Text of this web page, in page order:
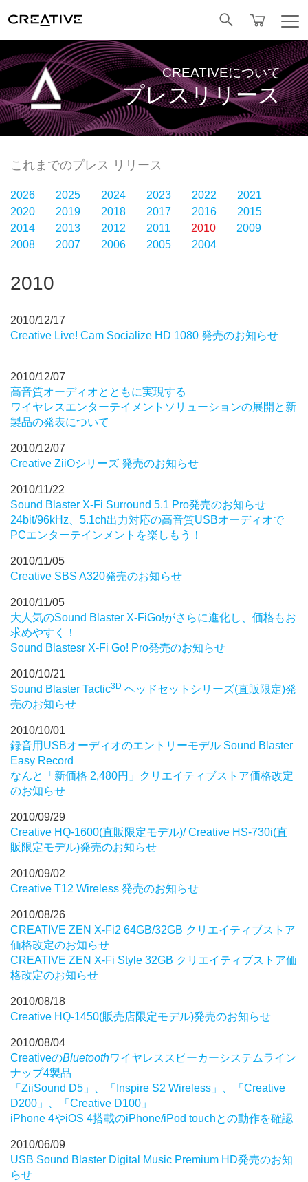
CREATIVEについて
プレスリリース
これまでのプレス リリース
2026 2025 2024 2023 2022
2021
2020
2019 2018 2017 2016
2015
2014
2013 2012 2011 2010
2009
2008
2007 2006 2005 2004
2010
2010/12/17
Creative Live! Cam Socialize HD 1080 発売のお知らせ
2010/12/07
高音質オーディオとともに実現する
ワイヤレスエンターテイメントソリューションの展開と新
製品の発表について
2010/12/07
Creative ZiiOシリーズ 発売のお知らせ
2010/11/22
Sound Blaster X-Fi Surround 5.1 Pro発売のお知らせ
24bit/96kHz、5.1ch出力対応の高音質USBオーディオで
PCエンターテインメントを楽しもう！
2010/11/05
Creative SBS A320発売のお知らせ
2010/11/05
大人気のSound Blaster X-FiGo!がさらに進化し、価格もお
求めやすく！
Sound Blastesr X-Fi Go! Pro発売のお知らせ
2010/10/21
Sound Blaster Tactic3D ヘッドセットシリーズ(直販限定)発
売のお知らせ
2010/10/01
録音用USBオーディオのエントリーモデル Sound Blaster
Easy Record
なんと「新価格 2,480円」クリエイティブストア価格改定
のお知らせ
2010/09/29
Creative HQ-1600(直販限定モデル)/ Creative HS-730i(直
販限定モデル)発売のお知らせ
2010/09/02
Creative T12 Wireless 発売のお知らせ
2010/08/26
CREATIVE ZEN X-Fi2 64GB/32GB クリエイティブストア
価格改定のお知らせ
CREATIVE ZEN X-Fi Style 32GB クリエイティブストア価
格改定のお知らせ
2010/08/18
Creative HQ-1450(販売店限定モデル)発売のお知らせ
2010/08/04
CreativeのBluetoothワイヤレススピーカーシステムライン
ナップ4製品
「ZiiSound D5」、「Inspire S2 Wireless」、「Creative
D200」、「Creative D100」
iPhone 4やiOS 4搭載のiPhone/iPod touchとの動作を確認
2010/06/09
USB Sound Blaster Digital Music Premium HD発売のお知
らせ
Facebook